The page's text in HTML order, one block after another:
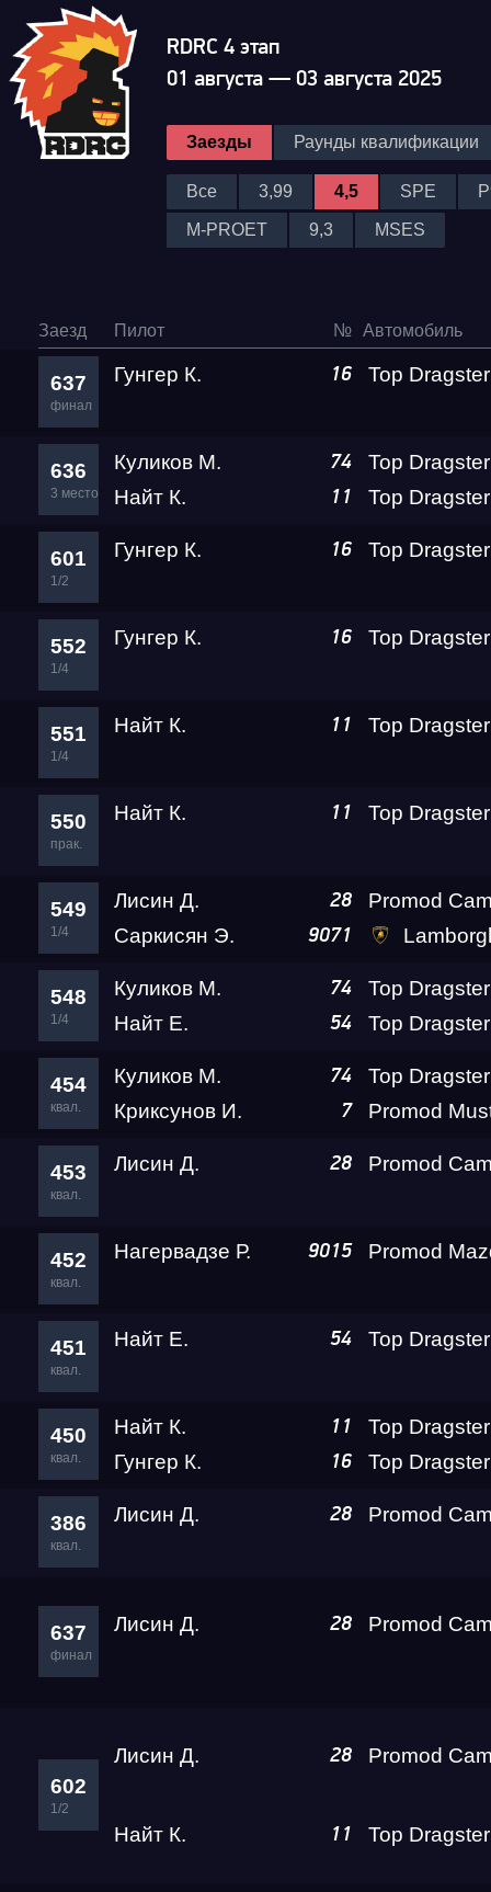
RDRC 4 этап
01 августа — 03 августа 2025
Заезды Раунды квалификации
Все 3,99 4,5 SPE
M-PROET 9,3 MSES
Заезд Пилот № Автомобиль
637
финал
Гунгер К. 16
636
3 место
Куликов М. 74
Top
Найт К.
11
601
1/2
Гунгер К. 16
552
1/4
Гунгер К. 16
551
1/4
Найт К. 11
550
прак.
Найт К. 11
549
1/4
Лисин Д. 28
Саркисян Э. 9071 Lamborghini Huracan
548
1/4
Куликов М. 74
Top
Найт Е.
54
454
квал.
Куликов М. 74
Top
Криксунов И.
7
453
квал.
Лисин Д. 28
452
квал.
Нагервадзе Р. 9015
451
квал.
Найт Е. 54
450
квал.
Найт К. 11
Гунгер К. 16
386
квал.
Лисин Д. 28
637
финал
Лисин Д. 28
602
1/2
Лисин Д. 28
Найт К. 11